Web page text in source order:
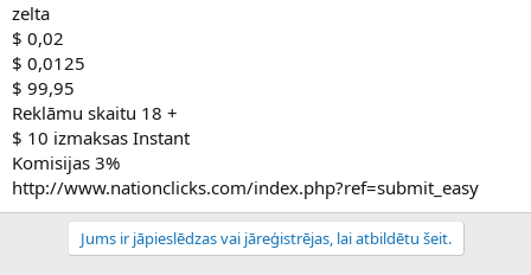
zelta
$ 0,02
$ 0,0125
$ 99,95
Reklāmu skaitu 18 +
$ 10 izmaksas Instant
Komisijas 3%
http://www.nationclicks.com/index.php?ref=submit_easy
Jums ir jāpieslēdzas vai jāreģistrējas, lai atbildētu šeit.